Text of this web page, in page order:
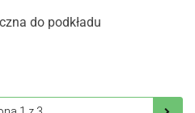
do podkładu